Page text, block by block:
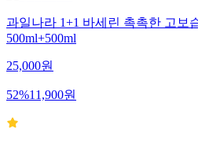
과일나라 1+1 바세린 촉촉한 고보
500ml+500ml
25,000원
52%11,900원